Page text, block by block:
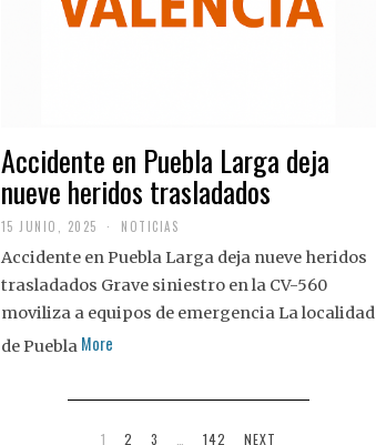
Accidente en Puebla Larga deja
nueve heridos trasladados
15 JUNIO, 2025 NOTICIAS
Accidente en Puebla Larga deja nueve heridos
trasladados Grave siniestro en la CV-560
moviliza a equipos de emergencia La localidad
de Puebla More
1 2 3 … 142 NEXT